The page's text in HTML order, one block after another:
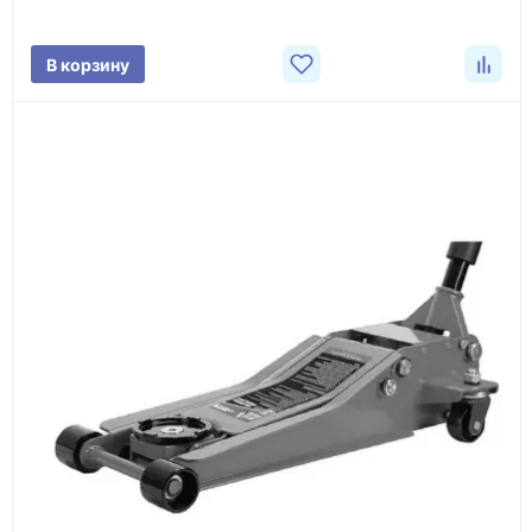
Счёт и оплата
Согласовываем условия, готовим счёт, договор
или спецификацию и принимаем оплату по
реквизитам.
В корзину